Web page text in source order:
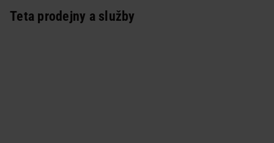
Teta prodejny a služby